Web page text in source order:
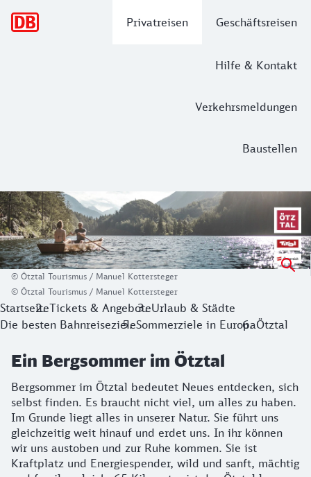
Privatreisen Geschäftsreisen
Hilfe & Kontakt
Verkehrsmeldungen
Baustellen
Ein Bergsommer im Ötztal
Bergsommer im Ötztal bedeutet Neues entdecken, sich
Für Klein und Groß, hoch oben wie tief unten, bietet das
DieArea 47hat am Taleingang auf ca. 9,5 Hektar ein
© Ötztal Tourismus / Manuel Kottersteger
© Ötztal Tourismus / Manuel Kottersteger
StartseiteTickets & AngeboteUrlaub & Städte
Die besten BahnreisezieleSommerziele in EuropaÖtztal
Ein Bergsommer im Ötztal
Bergsommer im Ötztal bedeutet Neues entdecken, sich
selbst finden. Es braucht nicht viel, um alles zu haben.
Im Grunde liegt alles in unserer Natur. Sie führt uns
gleichzeitig weit hinauf und erdet uns. In ihr können
wir uns austoben und zur Ruhe kommen. Sie ist
Kraftplatz und Energiespender, wild und sanft, mächtig